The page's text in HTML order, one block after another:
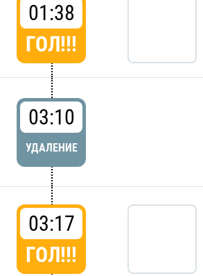
01:38
ГОЛ!!!
03:10
УДАЛЕНИЕ
03:17
ГОЛ!!!